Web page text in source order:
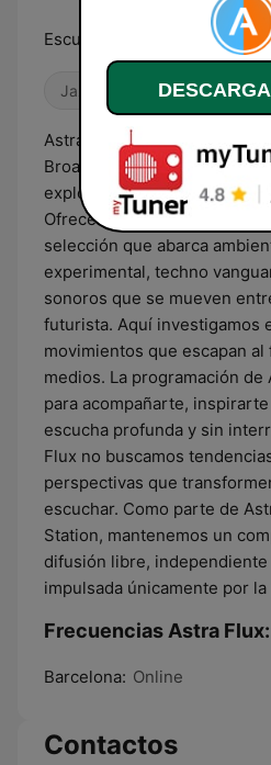
Escuchas, luego existes!
Jazz Dance / EDM
Astra Flux es el canal
Broadcasting Station, un
explorar las nuevas
Ofrecemos transmisión
selección que abarca
experimental, techno
sonoros que se mueven
futurista. Aquí investigamos
movimientos que escapan
medios. La programación de
para acompañarte,
escucha profunda y sin
Flux no buscamos
perspectivas que
escuchar. Como parte de
Station, mantenemos un
difusión libre,
impulsada únicamente por
Frecuencias Astra Flux:
Barcelona: Online
Contactos